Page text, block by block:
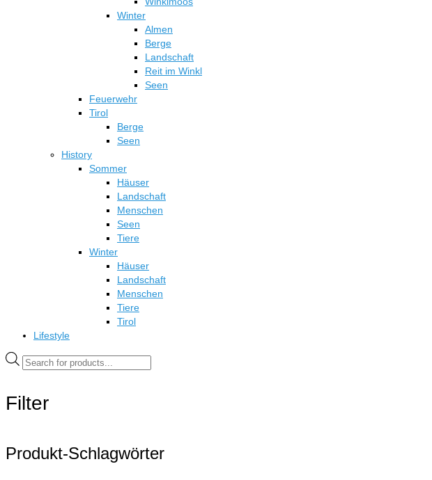
Winter
Almen
Berge
Landschaft
Reit im Winkl
Seen
Feuerwehr
Tirol
Berge
Seen
History
Sommer
Häuser
Landschaft
Menschen
Seen
Tiere
Winter
Häuser
Landschaft
Menschen
Tiere
Tirol
Lifestyle
Products
search
Filter
Produkt-Schlagwörter